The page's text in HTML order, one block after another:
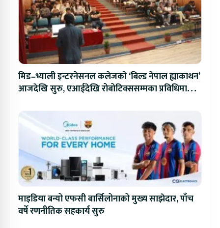
मिड–भ्याली इन्टरनेसनल कलेजको ‘बिल्ड नेपाल ह्याकाथन’
आजदेखि सुरु, एआईदेखि रोबोटिक्ससम्मका प्रविधिमा
माइडिया बन्यो एफसी बार्सिलोनाको मुख्य साझेदार, पाँच
वर्षे रणनीतिक सहकार्य सुरु